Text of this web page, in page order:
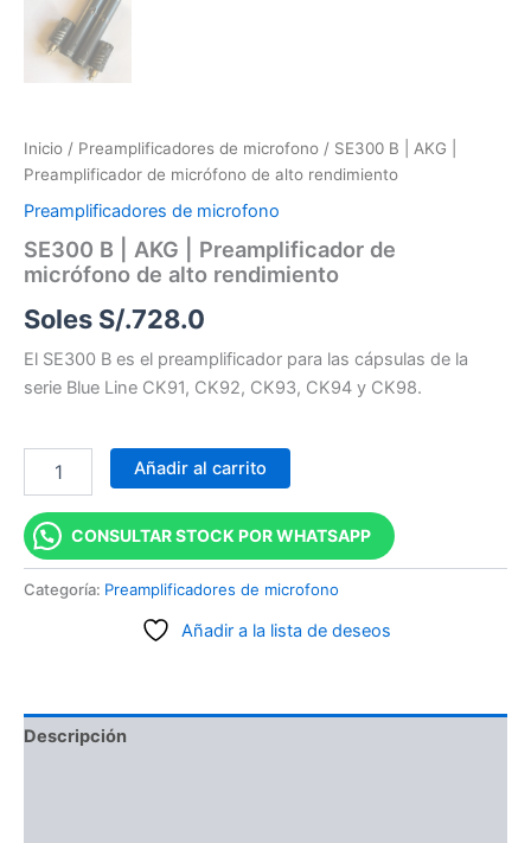
Inicio / Preamplificadores de microfono / SE300 B | AKG |
Preamplificador de micrófono de alto rendimiento
Preamplificadores de microfono
SE300 B | AKG | Preamplificador de
micrófono de alto rendimiento
Soles S/.728.0
El SE300 B es el preamplificador para las cápsulas de la
serie Blue Line CK91, CK92, CK93, CK94 y CK98.
Añadir al carrito
CONSULTAR STOCK POR WHATSAPP
Categoría: Preamplificadores de microfono
Añadir a la lista de deseos
Descripción